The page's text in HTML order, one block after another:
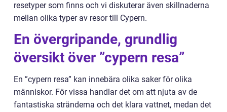
resetyper som finns och vi diskuterar även skillnaderna
mellan olika typer av resor till Cypern.
En övergripande, grundlig
översikt över ”cypern resa”
En ”cypern resa” kan innebära olika saker för olika
människor. För vissa handlar det om att njuta av de
fantastiska stränderna och det klara vattnet, medan det